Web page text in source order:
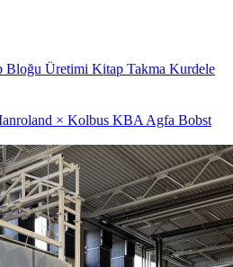
Bloğu Üretimi Kitap Takma Kurdele
× Kolbus KBA Agfa Bobst